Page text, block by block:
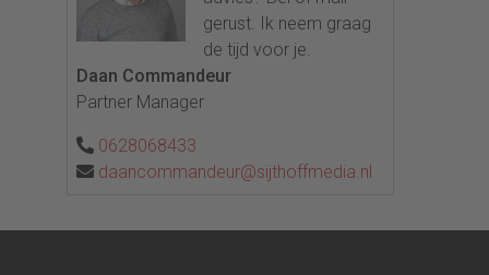
gerust. Ik neem graag
de tijd voor je.
Daan Commandeur
Partner Manager
0628068433
daancommandeur@sijthoffmedia.nl